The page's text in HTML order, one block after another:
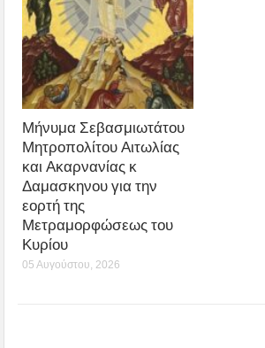
Μήνυμα Σεβασμιωτάτου
Μητροπολίτου Αιτωλίας
και Ακαρνανίας κ
Δαμασκηνου για την
εορτή της
Μετραμορφώσεως του
Κυρίου
05 Αυγούστου, 2026